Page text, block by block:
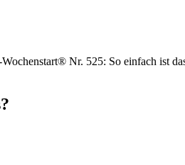
Nr. 525: So einfach ist